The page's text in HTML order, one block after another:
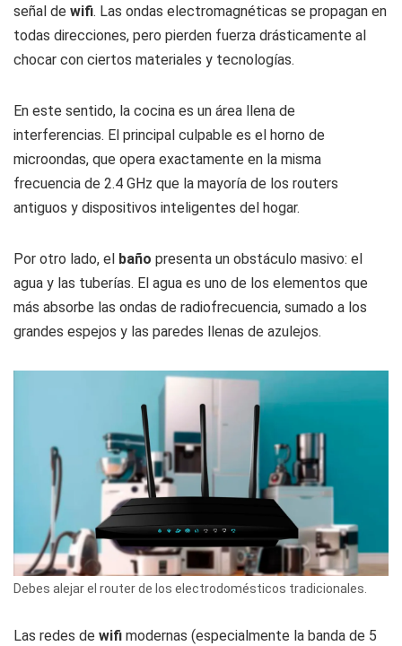
señal de wifi. Las ondas electromagnéticas se propagan en
todas direcciones, pero pierden fuerza drásticamente al
chocar con ciertos materiales y tecnologías.
En este sentido, la cocina es un área llena de
interferencias. El principal culpable es el horno de
microondas, que opera exactamente en la misma
frecuencia de 2.4 GHz que la mayoría de los routers
antiguos y dispositivos inteligentes del hogar.
Por otro lado, el baño presenta un obstáculo masivo: el
agua y las tuberías. El agua es uno de los elementos que
más absorbe las ondas de radiofrecuencia, sumado a los
grandes espejos y las paredes llenas de azulejos.
Debes alejar el router de los electrodomésticos tradicionales.
Las redes de wifi modernas (especialmente la banda de 5